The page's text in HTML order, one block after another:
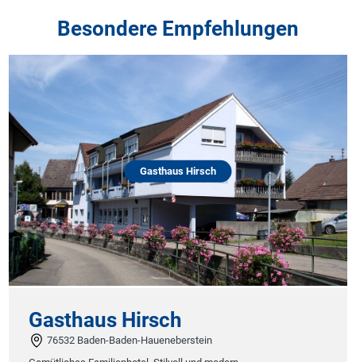
Besondere Empfehlungen
Gasthaus Hirsch
Gasthaus Hirsch
76532 Baden-Baden-Haueneberstein